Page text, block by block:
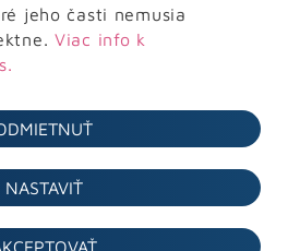
jeho časti nemusia
Viac info k
NASTAVIŤ